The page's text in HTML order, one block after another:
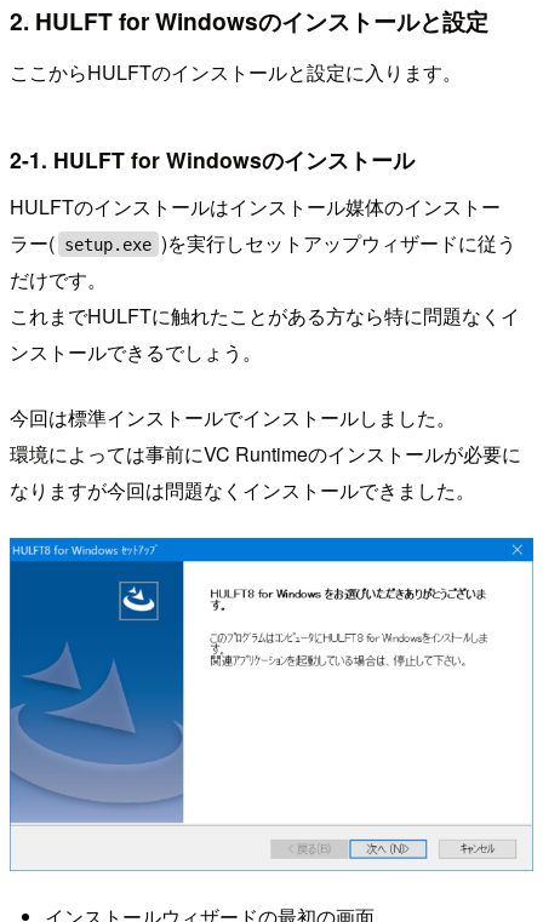
2. HULFT for Windowsのインストールと設定
ここからHULFTのインストールと設定に入ります。
2-1. HULFT for Windowsのインストール
HULFTのインストールはインストール媒体のインストー
ラー( setup.exe )を実行しセットアップウィザードに従う
だけです。
これまでHULFTに触れたことがある方なら特に問題なくイ
ンストールできるでしょう。
今回は標準インストールでインストールしました。
環境によっては事前にVC Runtimeのインストールが必要に
なりますが今回は問題なくインストールできました。